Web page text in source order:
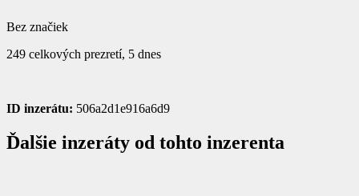
Bez značiek
249 celkových prezretí, 5 dnes
ID inzerátu: 506a2d1e916a6d9
Ďalšie inzeráty od tohto inzerenta